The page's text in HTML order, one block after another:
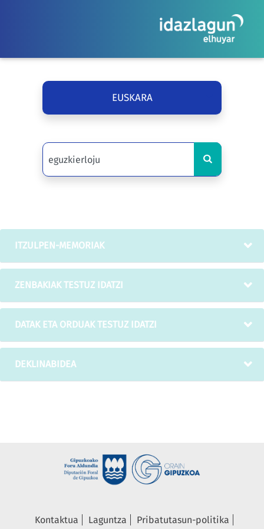
EUSKARA
ITZULPEN-MEMORIAK
ZENBAKIAK TESTUZ IDATZI
DATAK ETA ORDUAK TESTUZ IDATZI
DEKLINABIDEA
Kontaktua Laguntza
Pribatutasun-politika